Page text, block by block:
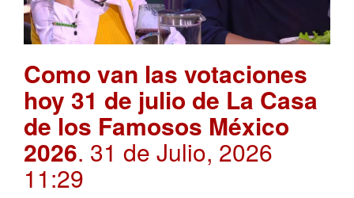
Como van las votaciones
hoy 31 de julio de La Casa
de los Famosos México
2026. 31 de Julio, 2026
11:29